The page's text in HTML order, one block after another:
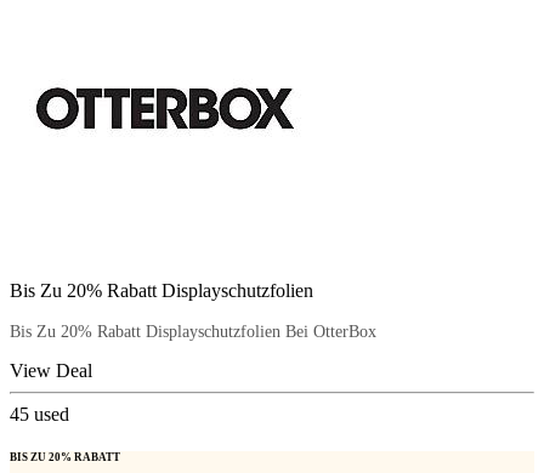
Bis Zu 20% Rabatt Displayschutzfolien
Bis Zu 20% Rabatt Displayschutzfolien Bei OtterBox
View Deal
45 used
BIS ZU 20% RABATT